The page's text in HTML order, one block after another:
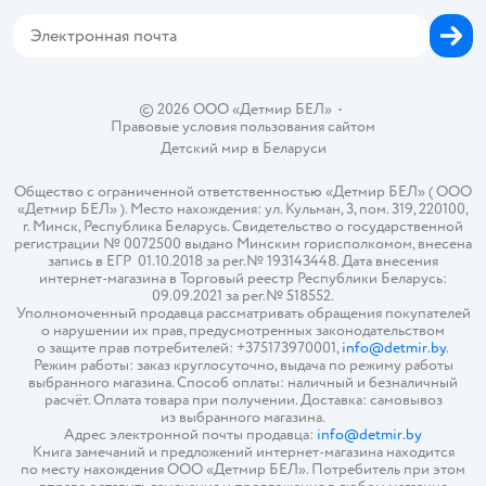
© 2026 ООО «Детмир БЕЛ»•
Правовые условия пользования сайтом
Детский мир в Беларуси
Общество с ограниченной ответственностью «Детмир БЕЛ» ( ООО
«Детмир БЕЛ» ). Место нахождения: ул. Кульман, 3, пом. 319, 220100,
г. Минск, Республика Беларусь. Свидетельство о государственной
регистрации № 0072500 выдано Минским горисполкомом, внесена
запись в ЕГР 01.10.2018 за рег.№ 193143448. Дата внесения
интернет-магазина в Торговый реестр Республики Беларусь:
09.09.2021 за рег.№ 518552.
Уполномоченный продавца рассматривать обращения покупателей
о нарушении их прав, предусмотренных законодательством
о защите прав потребителей: +375173970001,info@detmir.by.
Режим работы: заказ круглосуточно, выдача по режиму работы
выбранного магазина. Способ оплаты: наличный и безналичный
расчёт. Оплата товара при получении. Доставка: самовывоз
из выбранного магазина.
Адрес электронной почты продавца: info@detmir.by
Книга замечаний и предложений интернет-магазина находится
по месту нахождения ООО «Детмир БЕЛ». Потребитель при этом